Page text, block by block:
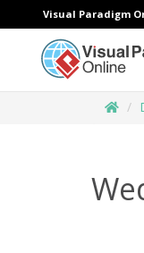
Visual Paradigm